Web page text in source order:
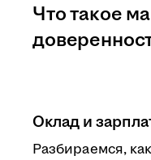
Оклад и
Разбираемся,
Что такое